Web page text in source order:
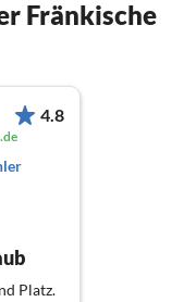
Fränkische
4.8
Platz.